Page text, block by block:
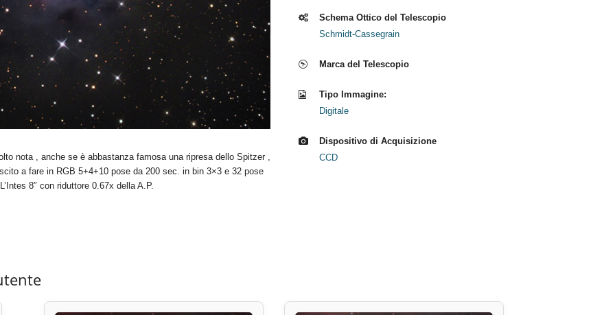
nota , anche se è abbastanza famosa una ripresa dello Spitzer ,
a fare in RGB 5+4+10 pose da 200 sec. in bin 3×3 e 32 pose
8″ con riduttore 0.67x della A.P.
Schema Ottico del Telescopio
Schmidt-Cassegrain
Marca del Telescopio
Tipo Immagine:
Digitale
Dispositivo di Acquisizione
CCD